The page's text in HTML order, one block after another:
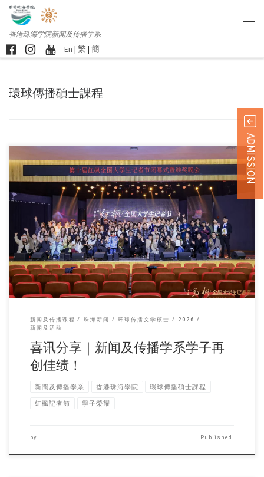
香港珠海学院新闻及传播学系
En | 繁 | 簡
環球傳播碩士課程
第十届红枫全国大学生 […]
新闻及传播课程 珠海新闻 环球传播文学硕士
2026
新闻及活动
喜讯分享｜新闻及传播学系学子再
创佳绩！
新聞及傳播學系 香港珠海學院 環球傳播碩士課程
紅楓記者節 學子榮耀
by Published
ADMISSION